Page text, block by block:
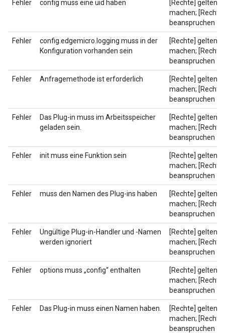
Fehler config muss eine uid haben
[Rechte] geltend
machen; [Rechte]
beanspruchen
Fehler
config.edgemicro.logging muss in der
Konfiguration vorhanden sein
[Rechte] geltend
machen; [Rechte]
beanspruchen
Fehler Anfragemethode ist erforderlich
[Rechte] geltend
machen; [Rechte]
beanspruchen
Fehler
Das Plug-in muss im Arbeitsspeicher
geladen sein.
[Rechte] geltend
machen; [Rechte]
beanspruchen
Fehler init muss eine Funktion sein
[Rechte] geltend
machen; [Rechte]
beanspruchen
Fehler muss den Namen des Plug-ins haben
[Rechte] geltend
machen; [Rechte]
beanspruchen
Fehler
Ungültige Plug-in-Handler und -Namen
werden ignoriert
[Rechte] geltend
machen; [Rechte]
beanspruchen
Fehler options muss „config“ enthalten
[Rechte] geltend
machen; [Rechte]
beanspruchen
Fehler Das Plug-in muss einen Namen haben.
[Rechte] geltend
machen; [Rechte]
beanspruchen